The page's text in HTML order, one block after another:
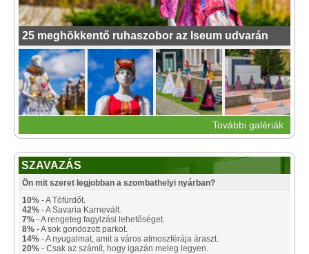
25 meghökkentő ruhaszobor az Iseum udvarán
További galériák
SZAVAZÁS
Ön mit szeret legjobban a szombathelyi nyárban?
10% - A Tófürdőt.
42% - A Savaria Karnevált.
7% - A rengeteg fagyizási lehetőséget.
8% - A sok gondozott parkot.
14% - A nyugalmat, amit a város atmoszférája áraszt.
20% - Csak az számít, hogy igazán meleg legyen.